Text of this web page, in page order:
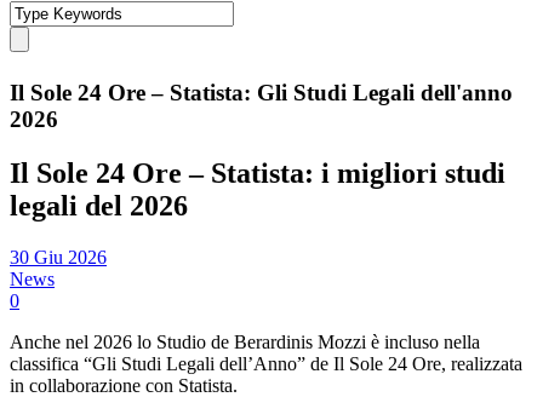
Il Sole 24 Ore – Statista: Gli Studi Legali dell'anno
2026
Il Sole 24 Ore – Statista: i migliori studi
legali del 2026
30 Giu 2026
News
0
Anche nel 2026 lo Studio de Berardinis Mozzi è incluso nella
classifica “Gli Studi Legali dell’Anno” de Il Sole 24 Ore, realizzata
in collaborazione con Statista.